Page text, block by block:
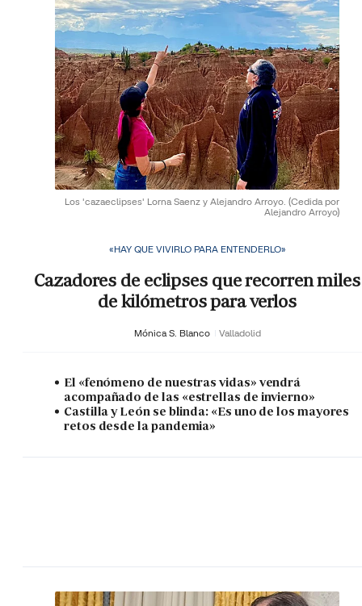
Los 'cazaeclipses' Lorna Saenz y Alejandro Arroyo. (Cedida por
Alejandro Arroyo)
«HAY QUE VIVIRLO PARA ENTENDERLO»
Cazadores de eclipses que recorren miles
de kilómetros para verlos
Mónica S. Blanco Valladolid
El «fenómeno de nuestras vidas» vendrá
acompañado de las «estrellas de invierno»
Castilla y León se blinda: «Es uno de los mayores
retos desde la pandemia»